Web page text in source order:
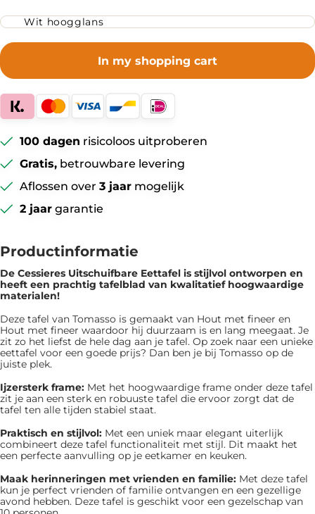
Productinformatie
De Cessieres Uitschuifbare Eettafel is ​​stijlvol ontworpen en
heeft een prachtig tafelblad van kwalitatief hoogwaardige
materialen!
Deze tafel van Tomasso is gemaakt van Hout met fineer en
Hout met fineer waardoor hij duurzaam is en lang meegaat. Je
zit zo het liefst de hele dag aan je tafel. Op zoek naar een unieke
eettafel voor een goede prijs? Dan ben je bij Tomasso op de
juiste plek.
Ijzersterk frame: Met het hoogwaardige frame onder deze tafel
zit je aan een sterk en robuuste tafel die ervoor zorgt dat de
tafel ten alle tijden stabiel staat.
Praktisch en stijlvol: Met een uniek maar elegant uiterlijk
combineert deze tafel functionaliteit met stijl. Dit maakt het
een perfecte aanvulling op je eetkamer en keuken.
Maak herinneringen met vrienden en familie: Met deze tafel
kun je perfect vrienden of familie ontvangen en een gezellige
avond hebben. Deze tafel is geschikt voor een gezelschap van
In my shopping cart
100 dagen risicoloos uitproberen
Gratis, betrouwbare levering
Aflossen over 3 jaar mogelijk
2 jaargarantie